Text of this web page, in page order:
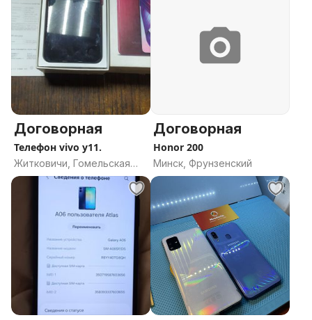
Договорная
Телефон vivo y11.
Житковичи, Гомельская
область
Договорная
Honor 200
Минск, Фрунзенский